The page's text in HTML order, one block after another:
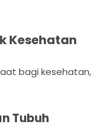
Kesehatan
bagi kesehatan,
Tubuh